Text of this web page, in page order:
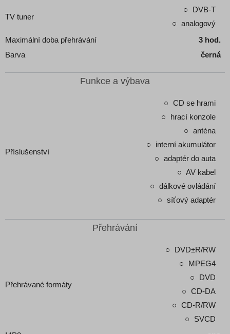
TV tuner
DVB-T
analogový
Maximální doba přehrávání
3 hod.
Barva
černá
Funkce a výbava
Příslušenství
CD se hrami
hrací konzole
anténa
interní akumulátor
adaptér do auta
AV kabel
dálkové ovládání
síťový adaptér
Přehrávání
Přehrávané formáty
DVD±R/RW
MPEG4
DVD
CD-DA
CD-R/RW
SVCD